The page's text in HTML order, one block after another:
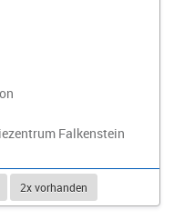
Falkenstein
2x vorhanden